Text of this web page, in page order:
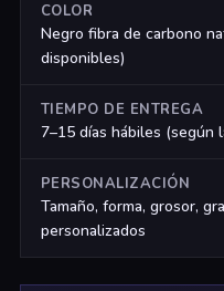
COLOR
Negro fibra de carbono
disponibles)
TIEMPO DE ENTREGA
7–15 días hábiles (según
PERSONALIZACIÓN
Tamaño, forma, grosor,
personalizados